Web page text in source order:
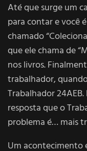
Até que surge um
para contar e você
chamado
que ele chama de
nos livros.
trabalhador,
Trabalhador
resposta que o
problema é… mais
Um acontecimento